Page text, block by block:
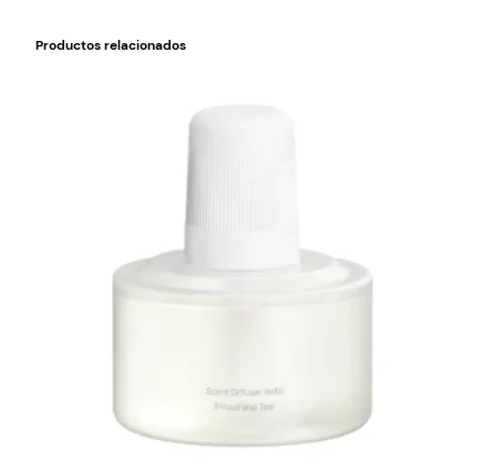
Productos relacionados